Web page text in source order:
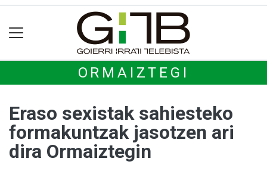
ORMAIZTEGI
Eraso sexistak sahiesteko
formakuntzak jasotzen ari
dira Ormaiztegin